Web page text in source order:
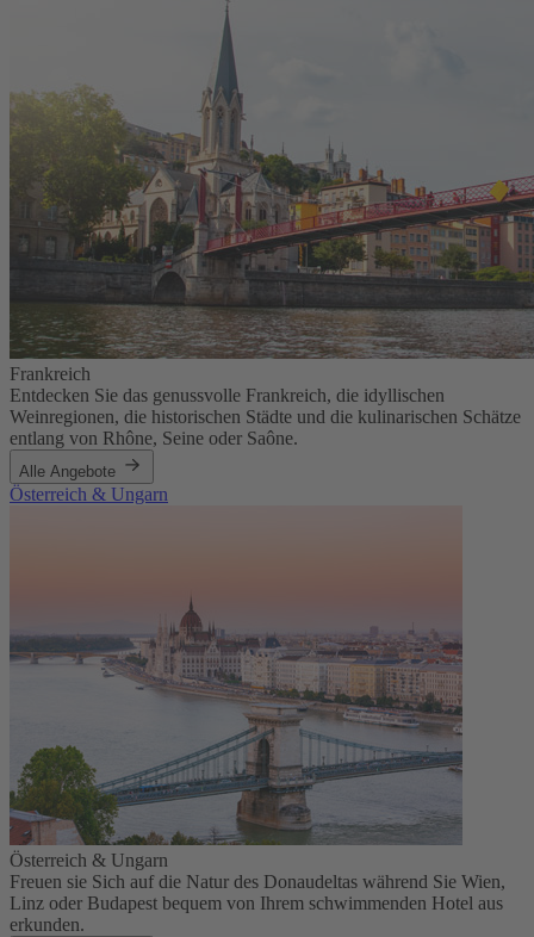
Frankreich
Entdecken Sie das genussvolle Frankreich, die idyllischen
Weinregionen, die historischen Städte und die kulinarischen Schätze
entlang von Rhône, Seine oder Saône.
Alle Angebote
Österreich & Ungarn
Österreich & Ungarn
Freuen sie Sich auf die Natur des Donaudeltas während Sie Wien,
Linz oder Budapest bequem von Ihrem schwimmenden Hotel aus
erkunden.